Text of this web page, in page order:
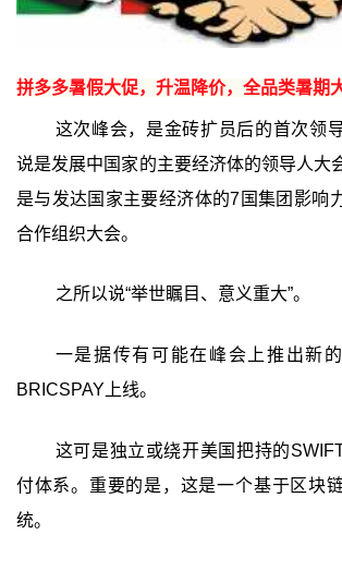
拼多多暑假大促，升温降价，全品类暑期
这次峰会，是金砖扩员后的首次领
说是发展中国家的主要经济体的领导人大
是与发达国家主要经济体的7国集团影响
合作组织大会。
之所以说“举世瞩目、意义重大”。
一是据传有可能在峰会上推出新
BRICSPAY上线。
这可是独立或绕开美国把持的
付体系。重要的是，这是一个基于区块
统。